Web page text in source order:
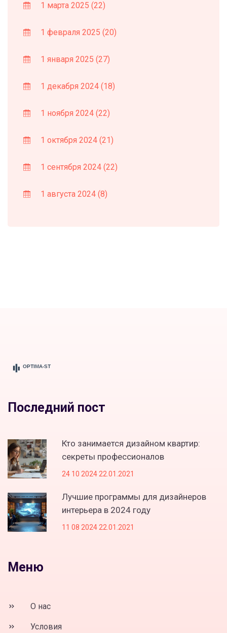
1 марта 2025 (22)
1 февраля 2025 (20)
1 января 2025 (27)
1 декабря 2024 (18)
1 ноября 2024 (22)
1 октября 2024 (21)
1 сентября 2024 (22)
1 августа 2024 (8)
Последний пост
Кто занимается дизайном квартир:
секреты профессионалов
24 10 2024 22.01.2021
Лучшие программы для дизайнеров
интерьера в 2024 году
11 08 2024 22.01.2021
Меню
О нас
Условия